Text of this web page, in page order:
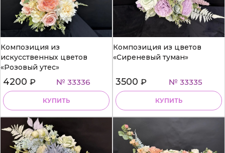
Композиция из
искусственных цветов
«Розовый утес»
4200 ₽ № 33336
КУПИТЬ
Композиция из цветов
«Сиреневый туман»
3500 ₽ № 33335
КУПИТЬ